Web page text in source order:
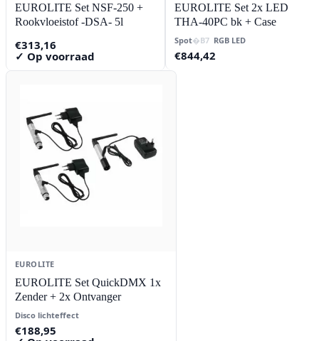
EUROLITE Set NSF-250 +
Rookvloeistof -DSA- 5l
€313,16
✓ Op voorraad
EUROLITE Set 2x LED
THA-40PC bk + Case
Spot RGB LED
€844,42
EUROLITE
EUROLITE Set QuickDMX 1x
Zender + 2x Ontvanger
Disco lichteffect
€188,95